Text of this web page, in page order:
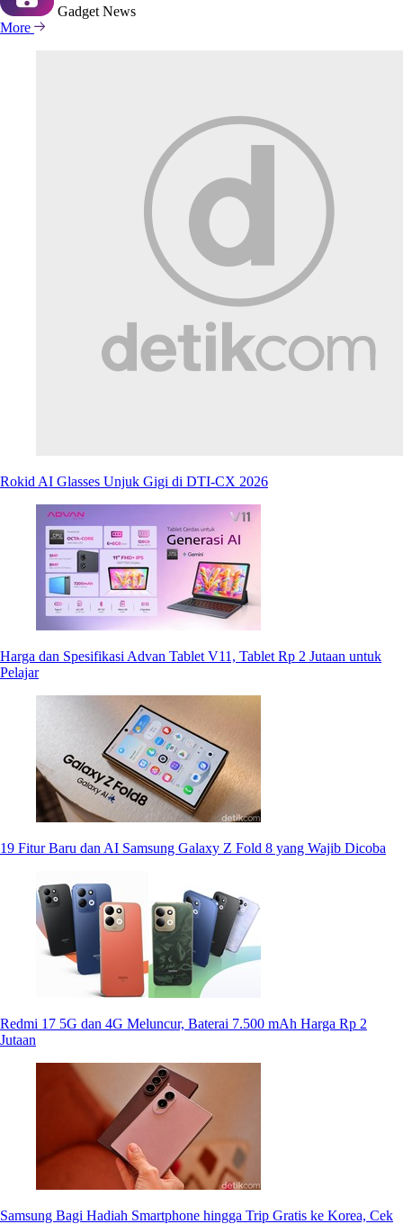
Gadget News
More
Rokid AI Glasses Unjuk Gigi di DTI-CX 2026
Harga dan Spesifikasi Advan Tablet V11, Tablet Rp 2 Jutaan untuk
Pelajar
19 Fitur Baru dan AI Samsung Galaxy Z Fold 8 yang Wajib Dicoba
Redmi 17 5G dan 4G Meluncur, Baterai 7.500 mAh Harga Rp 2
Jutaan
Samsung Bagi Hadiah Smartphone hingga Trip Gratis ke Korea, Cek